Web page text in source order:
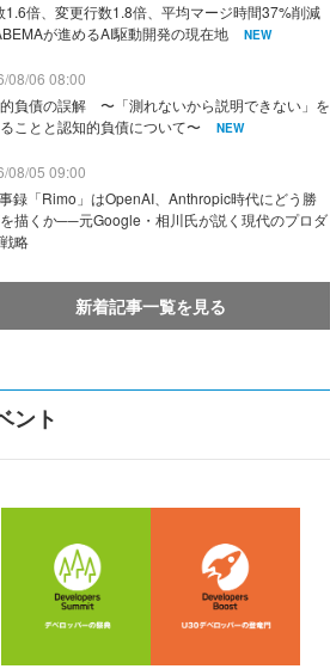
1.6倍、変更行数1.8倍、平均マージ時間37%削減
が進めるAI駆動開発の現在地
NEW
08/06 08:00
負債の誤解 〜「測れないから説明できない」を
ことと認知的負債について〜
NEW
08/05 09:00
録「Rimo」はOpenAI、Anthropic時代にどう勝
描くか──元Google・相川氏が説く現代のプロダ
略
新着記事一覧を見る
ント